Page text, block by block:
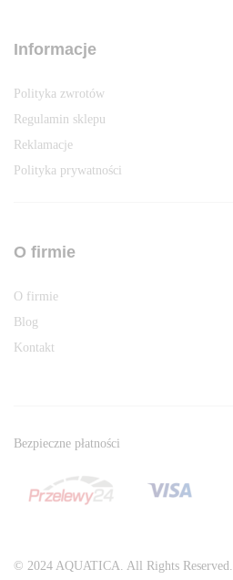
Informacje
Polityka zwrotów
Regulamin sklepu
Reklamacje
Polityka prywatności
O firmie
O firmie
Blog
Kontakt
© 2024 AQUATICA. All Rights Reserved.
Bezpieczne płatności